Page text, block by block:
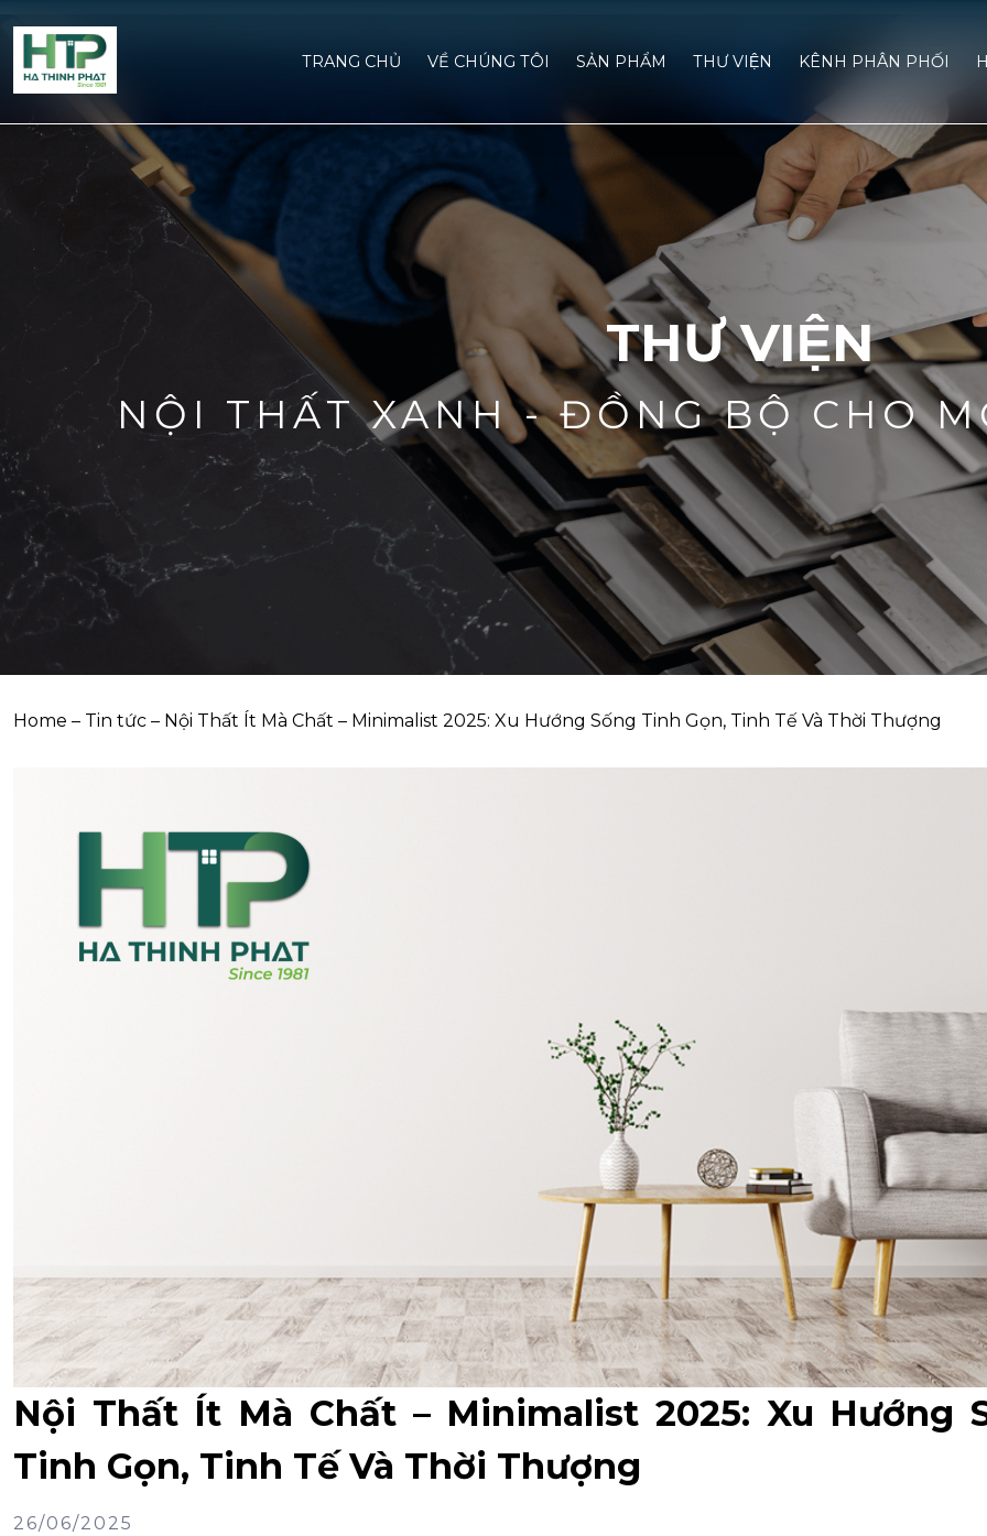
TRANG CHỦ VỀ CHÚNG TÔI SẢN PHẨM THƯ VIỆN KÊNH PHÂN PHỐI
THƯ VIỆN
NỘI THẤT XANH - ĐỒNG BỘ CHO
Home – Tin tức – Nội Thất Ít Mà Chất – Minimalist 2025: Xu Hướng Sống Tinh Gọn, Tinh Tế Và Thời Thượng
Nội Thất Ít Mà Chất – Minimalist 2025: Xu Hướng
Tinh Gọn, Tinh Tế Và Thời Thượng
26/06/2025